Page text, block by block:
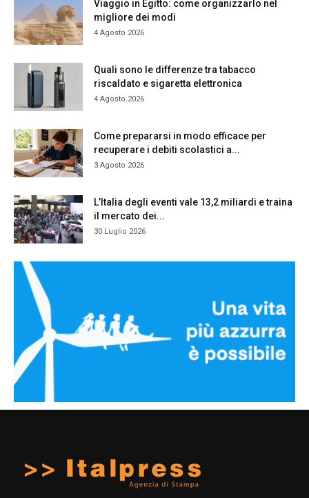
Viaggio in Egitto: come organizzarlo nel
migliore dei modi
4 Agosto 2026
Quali sono le differenze tra tabacco
riscaldato e sigaretta elettronica
4 Agosto 2026
Come prepararsi in modo efficace per
recuperare i debiti scolastici a...
3 Agosto 2026
L’Italia degli eventi vale 13,2 miliardi e traina
il mercato dei...
30 Luglio 2026